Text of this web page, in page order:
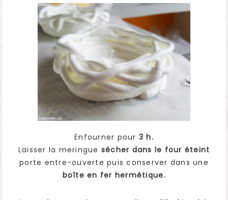
Enfourner pour 3 h.
Laisser la meringue sécher dans le four éteint
porte entre-ouverte puis conserver dans une
boîte en fer hermétique.